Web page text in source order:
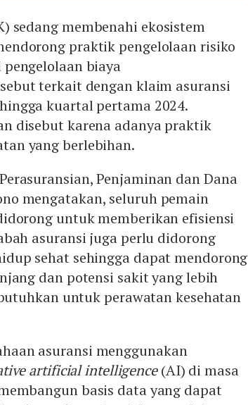
sedang membenahi ekosistem
praktik pengelolaan risiko
biaya
terkait dengan klaim asuransi
kuartal pertama 2024.
disebut karena adanya praktik
yang berlebihan.
Penjaminan dan Dana
mengatakan, seluruh pemain
untuk memberikan efisiensi
asuransi juga perlu didorong
sehat sehingga dapat mendorong
dan potensi sakit yang lebih
untuk perawatan kesehatan
asuransi menggunakan
artificial intelligence(AI) di masa
basis data yang dapat